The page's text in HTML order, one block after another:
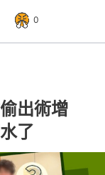
0
出術增
了